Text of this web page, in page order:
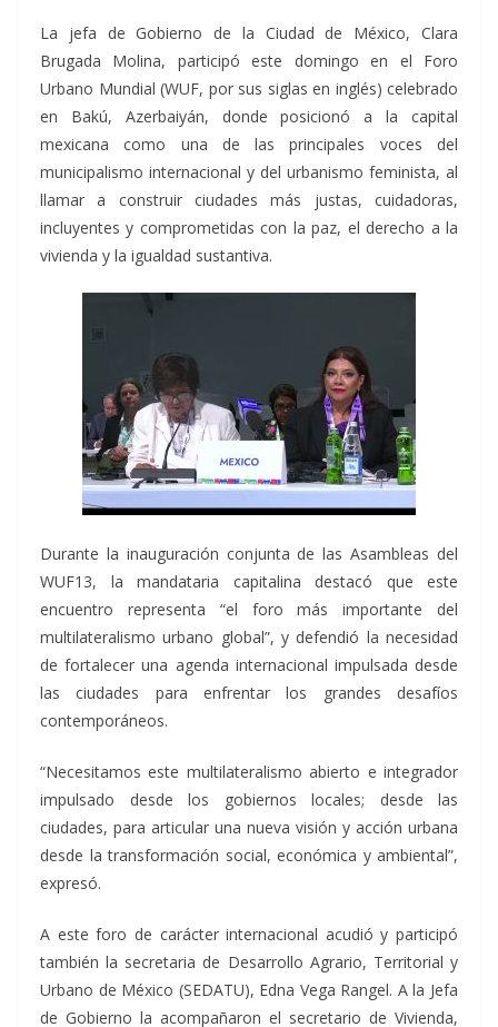
La jefa de Gobierno de la Ciudad de México, Clara
Brugada Molina, participó este domingo en el Foro
Urbano Mundial (WUF, por sus siglas en inglés) celebrado
en Bakú, Azerbaiyán, donde posicionó a la capital
mexicana como una de las principales voces del
municipalismo internacional y del urbanismo feminista, al
llamar a construir ciudades más justas, cuidadoras,
incluyentes y comprometidas con la paz, el derecho a la
vivienda y la igualdad sustantiva.
Durante la inauguración conjunta de las Asambleas del
WUF13, la mandataria capitalina destacó que este
encuentro representa “el foro más importante del
multilateralismo urbano global”, y defendió la necesidad
de fortalecer una agenda internacional impulsada desde
las ciudades para enfrentar los grandes desafíos
contemporáneos.
“Necesitamos este multilateralismo abierto e integrador
impulsado desde los gobiernos locales; desde las
ciudades, para articular una nueva visión y acción urbana
desde la transformación social, económica y ambiental”,
expresó.
A este foro de carácter internacional acudió y participó
también la secretaria de Desarrollo Agrario, Territorial y
Urbano de México (SEDATU), Edna Vega Rangel. A la Jefa
de Gobierno la acompañaron el secretario de Vivienda,